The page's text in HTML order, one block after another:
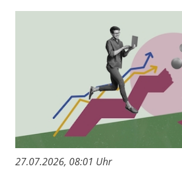
27.07.2026, 08:01 Uhr